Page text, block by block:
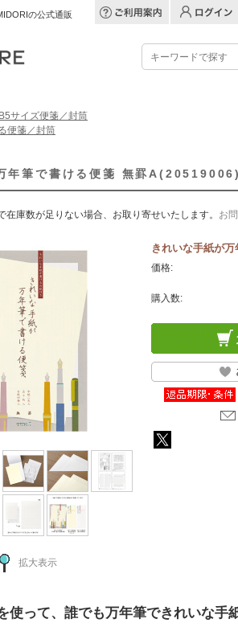
の公式通販
B5サイズ便箋／封筒
便箋／封筒
年筆で書ける便箋 無罫A(20519006)
在庫数が足りない場合、お取り寄せいたします。 お
拡大表示
きれいな手紙が
価格:
購入数:
使って、誰でも万年筆できれいな手